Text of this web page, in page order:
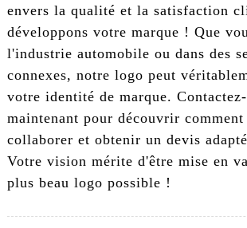
envers la qualité et la satisfaction
développons votre marque ! Que
l'industrie automobile ou dans des
connexes, notre logo peut
votre identité de marque.
maintenant pour découvrir comment
collaborer et obtenir un devis
Votre vision mérite d'être mise en
plus beau logo possible !